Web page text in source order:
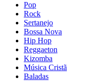
Pop
Rock
Sertanejo
Bossa Nova
Hip Hop
Reggaeton
Kizomba
Música Cristã
Baladas